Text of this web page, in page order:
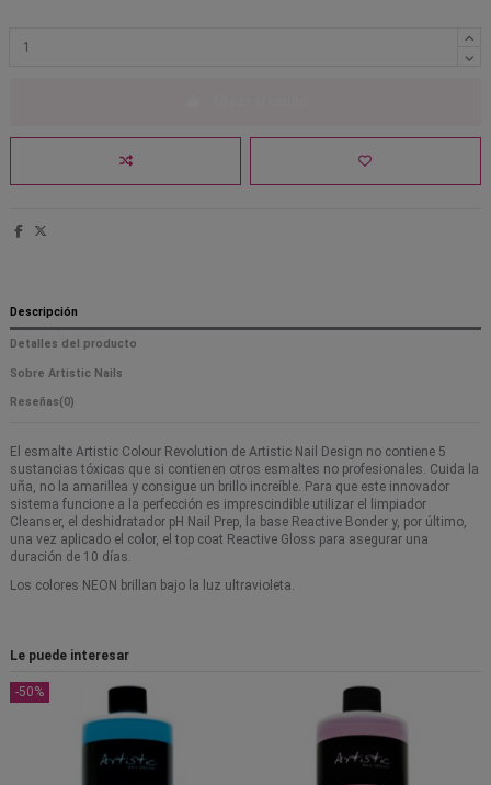
Descripción
Detalles del producto
Sobre Artistic Nails
Reseñas(0)
El esmalte Artistic Colour Revolution de Artistic Nail Design no contiene 5
sustancias tóxicas que si contienen otros esmaltes no profesionales. Cuida la
uña, no la amarillea y consigue un brillo increíble. Para que este innovador
sistema funcione a la perfección es imprescindible utilizar el limpiador
Cleanser, el deshidratador pH Nail Prep, la base Reactive Bonder y, por último,
una vez aplicado el color, el top coat Reactive Gloss para asegurar una
duración de 10 días.
Los colores NEON brillan bajo la luz ultravioleta.
Le puede interesar
-50%